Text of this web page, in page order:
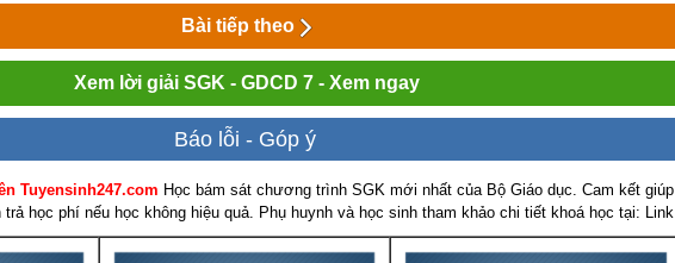
Bài tiếp theo
Xem lời giải SGK - GDCD 7 - Xem ngay
Báo lỗi - Góp ý
Tuyensinh247.com Học bám sát chương trình SGK mới nhất của Bộ Giáo dục. Cam kết giúp
học phí nếu học không hiệu quả. Phụ huynh và học sinh tham khảo chi tiết khoá học tại: Link